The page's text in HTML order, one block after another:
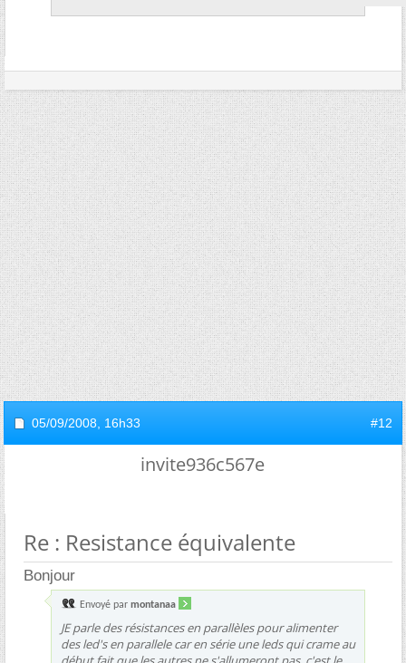
05/09/2008, 16h33 #12
invite936c567e
Re : Resistance équivalente
Bonjour
Envoyé par montanaa
JE parle des résistances en parallèles pour alimenter
des led's en parallele car en série une leds qui crame au